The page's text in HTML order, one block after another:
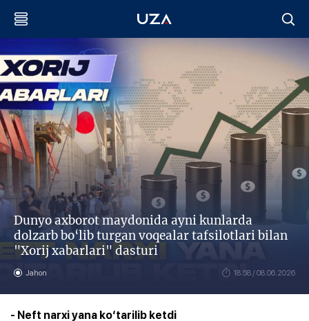
Dunyo axborot maydonida ayni kunlarda
dolzarb bo‘lib turgan voqealar tafsilotlari bilan
"Xorij xabarlari" dasturi
Jahon 18:58 / 08.06.2026
- Neft narxi yana ko‘tarilib ketdi